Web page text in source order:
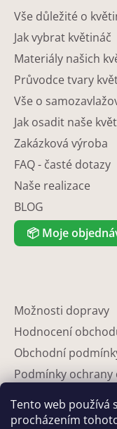
Tento web používá
procházením
Vše důležité o
Jak vybrat květináč
Materiály našich
Průvodce tvary
Vše o
Jak osadit naše
Zakázková výroba
FAQ - časté dotazy
Naše realizace
BLOG
📦 Moje
Možnosti dopravy
Hodnocení
Obchodní
Podmínky
Partneři